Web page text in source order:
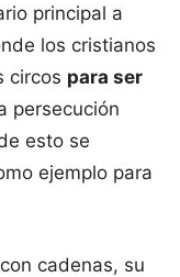
principal a
los cristianos
circos para ser
persecución
esto se
ejemplo para
cadenas, su